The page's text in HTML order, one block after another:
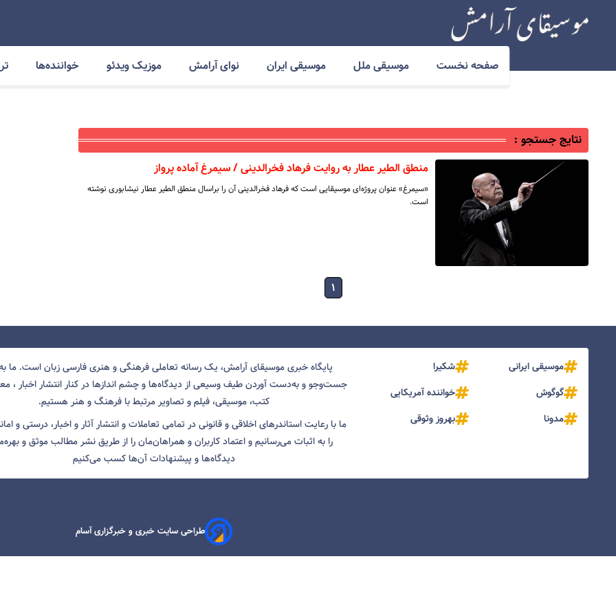
صفحه نخست موسیقی ملل موسیقی ایران نوای آرامش موزیک ویدئو خواننده‌ها
نتایج جستجو :
منطق الطیر عطار به روایت فرهاد فخرالدینی / سیمرغ آماده پرواز
«سیمرغ» عنوان پروژه‌ای موسیقایی است که فرهاد فخرالدینی آن را براسال منطق الطیر عطار نیشابوری نوشته
است.
۱
موسیقی ایرانی
شکیرا
گوگوش
خواننده آمریکایی
مدونا
بهروز وثوقی
پایگاه خبری موسیقای آرامش، یک رسانه تعاملی فرهنگی و هنری فارسی زبان است. ما
جست‌و‌جو و به‌دست آوردن طیف وسیعی از دیدگاه‌ها و چشم انداز‌ها در کنار انتشار اخبار ،
کتب، موسیقی، فیلم و تصاویر مرتبط با فرهنگ و هنر هستیم.
ما با رعایت استاندرهای اخلاقی و قانونی در تمامی تعاملات و انتشار آثار و اخبار، درستی و
را به اثبات می‌رسانیم و اعتماد کاربران و همراهان‌مان را از طریق نشر مطالب موثق و
دیدگاه‌ها و پیشنهادات آن‌ها کسب می‌کنیم
طراحی سایت خبری و خبرگزاری آسام